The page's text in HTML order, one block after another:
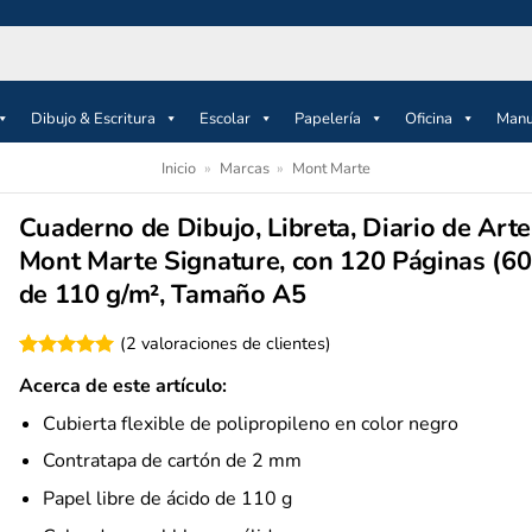
Dibujo & Escritura Escolar Papelería Oficina
Inicio » Marcas » Mont Marte
Cuaderno de Dibujo, Libreta, Diario de
Mont Marte Signature, con 120 Páginas
de 110 g/m², Tamaño A5
con5de 5
valoraciones
(2 valoraciones de clientes)
Acerca de este artículo:
Cubierta flexible de polipropileno en color negro
Contratapa de cartón de 2 mm
Papel libre de ácido de 110 g